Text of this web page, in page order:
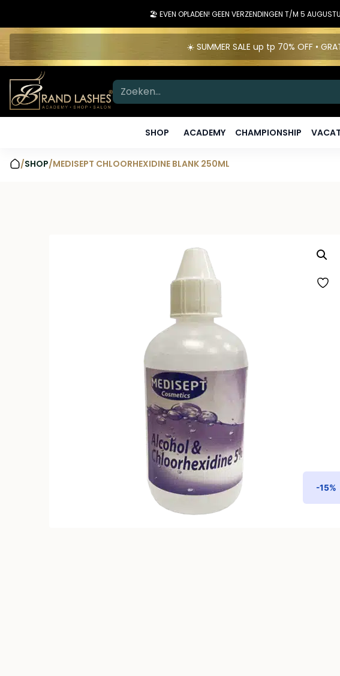
🏖️ EVEN OPLADEN! GEEN VERZENDINGEN T/M 5
☀️ SUMMER SALE up tp 70% OFF •
SHOP ACADEMY CHAMPIONSHIP
/SHOP/MEDISEPT CHLOORHEXIDINE BLANK 250ML
-15%